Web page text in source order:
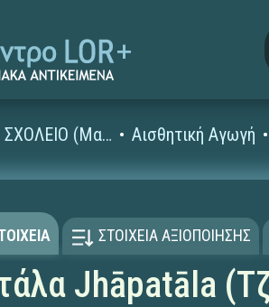
ΨΗΦΙΑΚΟ ΣΧΟΛΕΙΟ (Μαθησιακά Αντικείμενα) Αισθητική Αγωγή
ΣΤΟΙΧΕΙΑ ΑΞΙΟΠΟΙΗΣΗΣ
τάλα Jhāpatāla